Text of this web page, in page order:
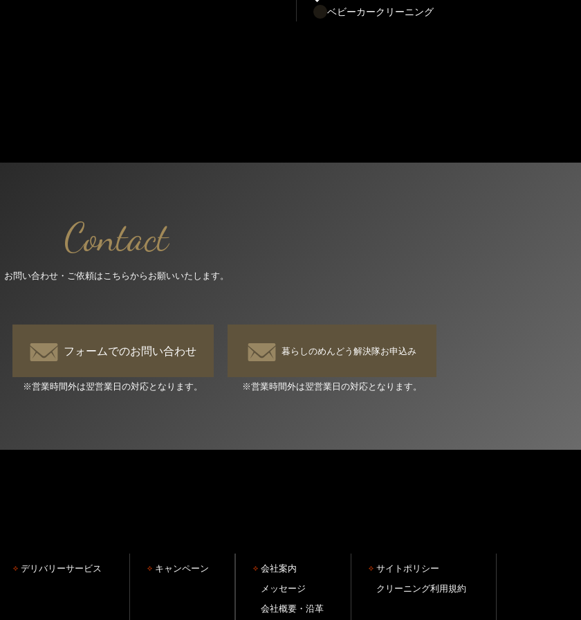
ベビーカークリーニング
Contact
お問い合わせ・ご依頼はこちらからお願いいたします。
フォームでのお問い合わせ
※営業時間外は翌営業日の対応となります。
暮らしのめんどう解決隊お申込み
※営業時間外は翌営業日の対応となります。
デリバリーサービス キャンペーン
会社案内
メッセージ
会社概要・沿革
サイトポリシー
クリーニング利用規約